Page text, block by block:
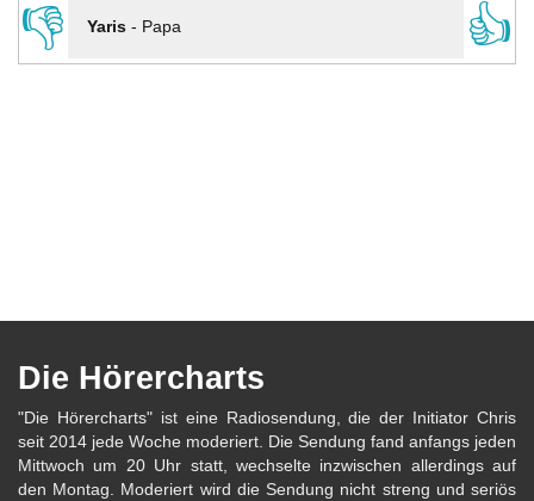
👎
Yaris- Papa 👍
Die Hörercharts
"Die Hörercharts" ist eine Radiosendung, die der Initiator Chris
seit 2014 jede Woche moderiert. Die Sendung fand anfangs jeden
Mittwoch um 20 Uhr statt, wechselte inzwischen allerdings auf
den Montag. Moderiert wird die Sendung nicht streng und seriös